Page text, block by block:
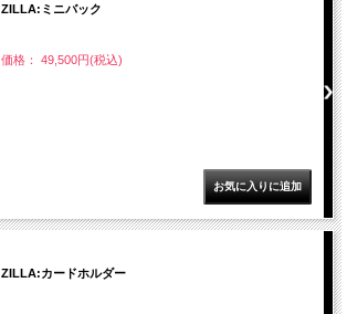
ZILLA:ミニバック
価格： 49,500円(税込)
ZILLA:カードホルダー